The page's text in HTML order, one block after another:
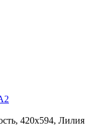
420х594, Лилия